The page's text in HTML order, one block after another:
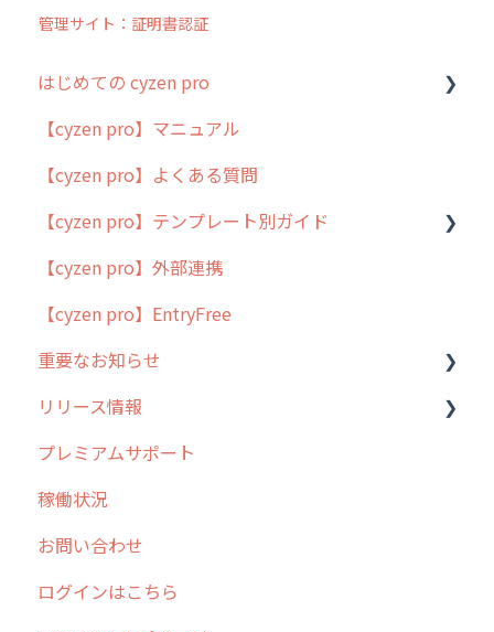
管理サイト：証明書認証
はじめての cyzen pro
cyzen pro とは？
簡易マニュアル
cyzen proの位置情報取得について
用語集
よくある質問
【cyzen pro】マニュアル
【cyzen pro】よくある質問
【cyzen pro】テンプレート別ガイド
ポスティング
ラウンダー
メンテナンス
外廻り営業
清掃
不動産
【cyzen pro】外部連携
【cyzen pro】EntryFree
重要なお知らせ
過去の重要なお知らせ
障害情報
リリース情報
リリース
2026年のリリース情報
2025年のリリース情報
2024年のリリース情報
プレミアムサポート
稼働状況
お問い合わせ
ログインはこちら